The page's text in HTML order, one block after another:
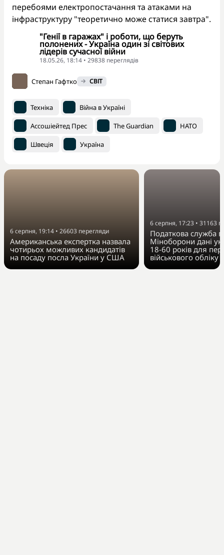
перебоями електропостачання та атаками на
інфраструктуру "теоретично може статися завтра".
"Генії в гаражах" і роботи, що беруть
полонених - Україна один зі світових
лідерів сучасної війни
18.05.26, 18:14 • 29838 переглядiв
Степан Гафтко СВІТ
Техніка Війна в Україні
Ассошіейтед Прес The Guardian НАТО
Швеція Україна
6 серпня, 19:14 • 26603 перегляди
Американська експертка назвала
чотирьох можливих кандидатів
на посаду посла України у США
6 серпня, 17:23 • 31163
Податкова служба
Міноборони дані
18-60 років для
військового обліку